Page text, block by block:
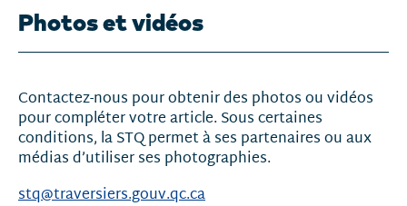
Photos et vidéos
Contactez-nous pour obtenir des photos ou vidéos
pour compléter votre article. Sous certaines
conditions, la STQ permet à ses partenaires ou aux
médias d’utiliser ses photographies.
stq@traversiers.gouv.qc.ca